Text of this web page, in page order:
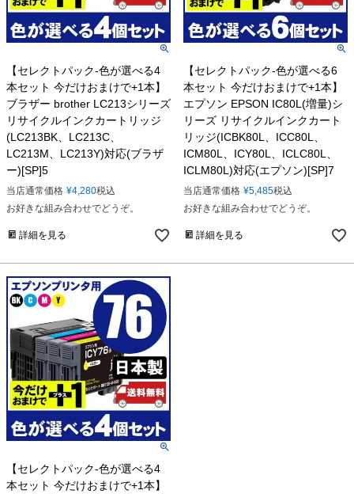
【セレクトパック-色が選べる4
本セット 今だけおまけで+1本】
ブラザー brother LC213シリーズ
リサイクルインクカートリッジ
(LC213BK、LC213C、
LC213M、LC213Y)対応(ブラザ
ー)[SP]5
当店通常価格 ¥4,280税込
お好きな組み合わせでどうぞ。
詳細を見る
【セレクトパック-色が選べる6
本セット 今だけおまけで+1本】
エプソン EPSON IC80L(増量)シ
リーズ リサイクルインクカート
リッジ(ICBK80L、ICC80L、
ICM80L、ICY80L、ICLC80L、
ICLM80L)対応(エプソン)[SP]7
当店通常価格 ¥5,485税込
お好きな組み合わせでどうぞ。
詳細を見る
【セレクトパック-色が選べる4
本セット 今だけおまけで+1本】